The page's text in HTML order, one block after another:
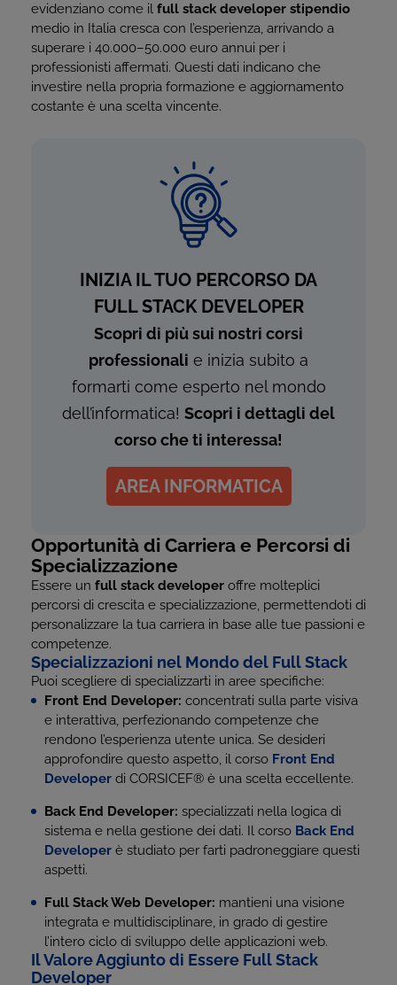
evidenziano come il full stack developer stipendio
medio in Italia cresca con l’esperienza, arrivando a
superare i 40.000–50.000 euro annui per i
professionisti affermati. Questi dati indicano che
investire nella propria formazione e aggiornamento
costante è una scelta vincente.
INIZIA IL TUO PERCORSO DA
FULL STACK DEVELOPER
Scopri di più sui nostri corsi
professionali e inizia subito a
formarti come esperto nel mondo
dell’informatica! Scopri i dettagli del
corso che ti interessa!
AREA INFORMATICA
Opportunità di Carriera e Percorsi di
Specializzazione
Essere un full stack developer offre molteplici
percorsi di crescita e specializzazione, permettendoti di
personalizzare la tua carriera in base alle tue passioni e
competenze.
Specializzazioni nel Mondo del Full Stack
Puoi scegliere di specializzarti in aree specifiche:
Front End Developer: concentrati sulla parte visiva
e interattiva, perfezionando competenze che
rendono l’esperienza utente unica. Se desideri
approfondire questo aspetto, il corso Front End
Developer di CORSICEF® è una scelta eccellente.
Back End Developer: specializzati nella logica di
sistema e nella gestione dei dati. Il corso Back End
Developer è studiato per farti padroneggiare questi
aspetti.
Full Stack Web Developer: mantieni una visione
integrata e multidisciplinare, in grado di gestire
l’intero ciclo di sviluppo delle applicazioni web.
Il Valore Aggiunto di Essere Full Stack
Developer